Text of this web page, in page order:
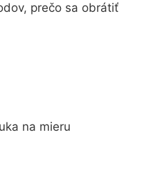
prečo sa obrátiť
na mieru